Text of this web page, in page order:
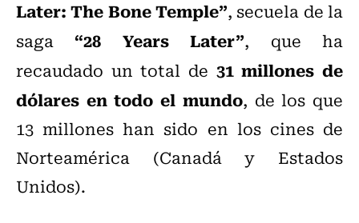
Later: The Bone Temple”, secuela de la
saga“28 Years Later”, que ha
recaudado un total de 31 millones de
dólares en todo el mundo, de los que
13 millones han sido en los cines de
Norteamérica (Canadá y Estados
Unidos).